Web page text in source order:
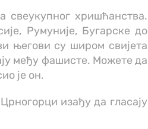
свеукупног хришћанства.
Румуније, Бугарске до
његови су широм свијета
међу фашисте. Можете да
је он.
изађу да гласају